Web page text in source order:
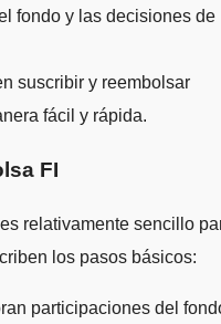
fondo y las decisiones de
suscribir y reembolsar
fácil y rápida.
FI
relativamente sencillo
los pasos básicos:
participaciones del